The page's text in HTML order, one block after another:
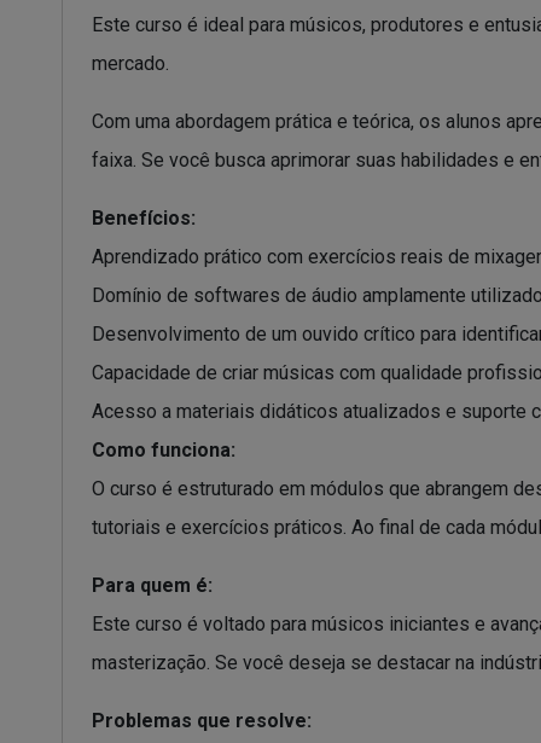
Este curso é ideal para músicos, produtores e
mercado.
Com uma abordagem prática e teórica, os alunos
faixa. Se você busca aprimorar suas habilidades e
Benefícios:
Aprendizado prático com exercícios reais de
Domínio de softwares de áudio amplamente
Desenvolvimento de um ouvido crítico para
Capacidade de criar músicas com qualidade
Acesso a materiais didáticos atualizados e suporte
Como funciona:
O curso é estruturado em módulos que abrangem
tutoriais e exercícios práticos. Ao final de cada
Para quem é:
Este curso é voltado para músicos iniciantes e
masterização. Se você deseja se destacar na
Problemas que resolve: